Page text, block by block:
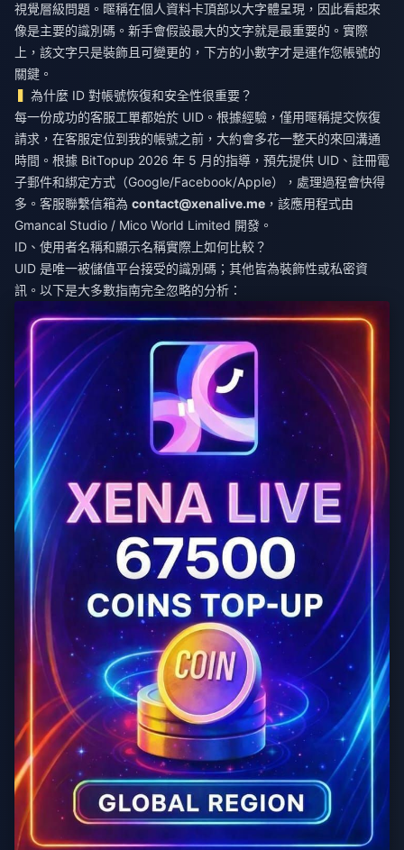
視覺層級問題。暱稱在個人資料卡頂部以大字體呈現，因此看起來
像是主要的識別碼。新手會假設最大的文字就是最重要的。實際
上，該文字只是裝飾且可變更的，下方的小數字才是運作您帳號的
關鍵。
為什麼 ID 對帳號恢復和安全性很重要？
每一份成功的客服工單都始於 UID。根據經驗，僅用暱稱提交恢復
請求，在客服定位到我的帳號之前，大約會多花一整天的來回溝通
時間。根據 BitTopup 2026 年 5 月的指導，預先提供 UID、註冊電
子郵件和綁定方式（Google/Facebook/Apple），處理過程會快得
多。客服聯繫信箱為 contact@xenalive.me ，該應用程式由
Gmancal Studio / Mico World Limited 開發。
ID、使用者名稱和顯示名稱實際上如何比較？
UID 是唯一被儲值平台接受的識別碼；其他皆為裝飾性或私密資
訊。以下是大多數指南完全忽略的分析：